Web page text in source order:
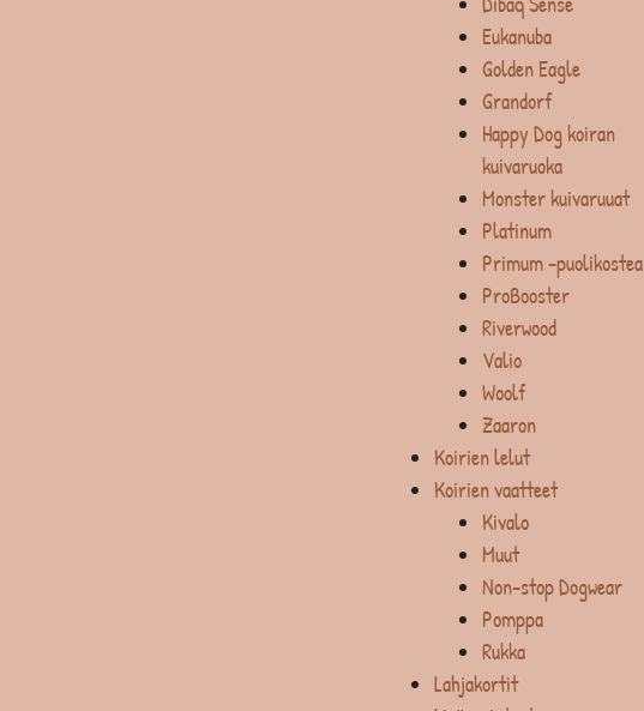
Eukanuba
Golden Eagle
Grandorf
Happy Dog koiran
kuivaruoka
Monster kuivaruuat
Platinum
Primum -puolikostea
ProBooster
Riverwood
Valio
Woolf
Zaaron
Koirien lelut
Koirien vaatteet
Kivalo
Muut
Non-stop Dogwear
Pomppa
Rukka
Lahjakortit